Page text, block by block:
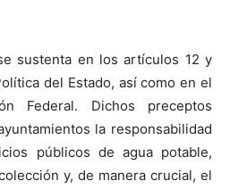
sustenta en los artículos 12 y
del Estado, así como en el
Federal. Dichos preceptos
la responsabilidad
públicos de agua potable,
y, de manera crucial, el